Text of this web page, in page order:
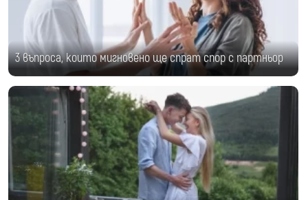
3 въпроса, които мигновено ще спрат спор с партньор